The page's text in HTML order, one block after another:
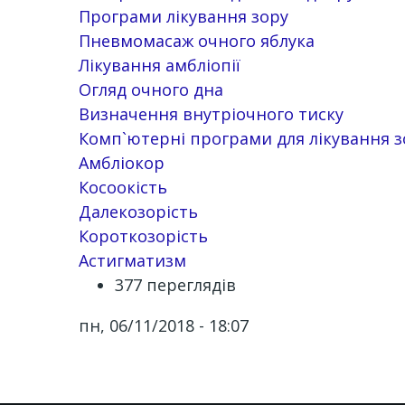
Програми лікування зору
Пневмомасаж очного яблука
Лікування амбліопії
Огляд очного дна
Визначення внутріочного тиску
Комп`ютерні програми для лікування
Амбліокор
Косоокість
Далекозорість
Короткозорість
Астигматизм
377 переглядів
пн, 06/11/2018 - 18:07